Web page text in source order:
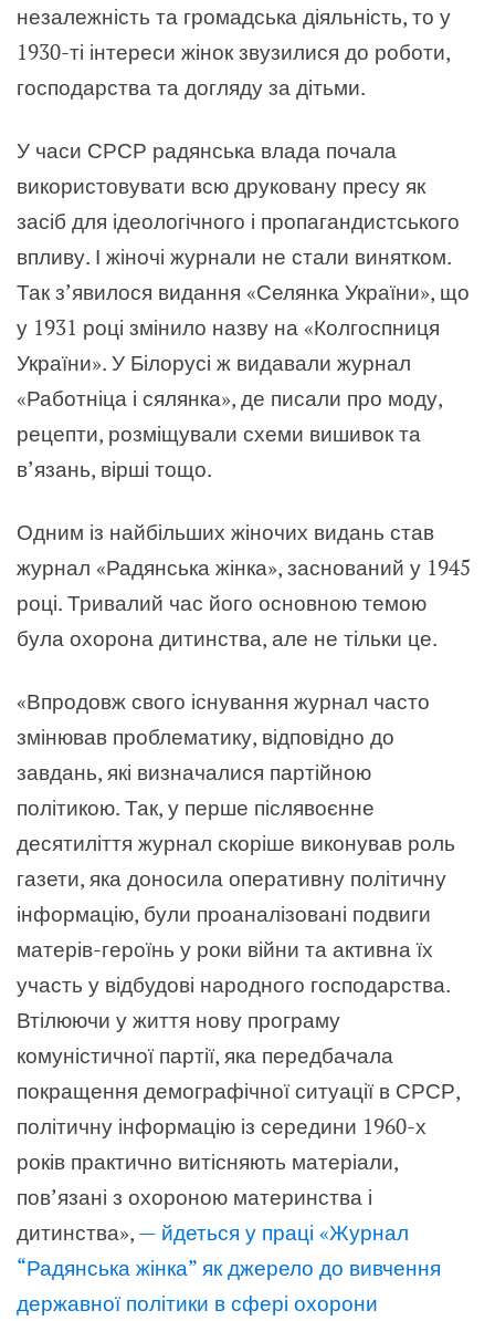
незалежність та громадська діяльність, то у
1930-ті інтереси жінок звузилися до роботи,
господарства та догляду за дітьми.
У часи СРСР радянська влада почала
використовувати всю друковану пресу як
засіб для ідеологічного і пропагандистського
впливу. І жіночі журнали не стали винятком.
Так з’явилося видання «Селянка України», що
у 1931 році змінило назву на «Колгоспниця
України». У Білорусі ж видавали журнал
«Работніца і сялянка», де писали про моду,
рецепти, розміщували схеми вишивок та
в’язань, вірші тощо.
Одним із найбільших жіночих видань став
журнал «Радянська жінка», заснований у 1945
році. Тривалий час його основною темою
була охорона дитинства, але не тільки це.
«Впродовж свого існування журнал часто
змінював проблематику, відповідно до
завдань, які визначалися партійною
політикою. Так, у перше післявоєнне
десятиліття журнал скоріше виконував роль
газети, яка доносила оперативну політичну
інформацію, були проаналізовані подвиги
матерів-героїнь у роки війни та активна їх
участь у відбудові народного господарства.
Втілюючи у життя нову програму
комуністичної партії, яка передбачала
покращення демографічної ситуації в СРСР,
політичну інформацію із середини 1960-х
років практично витісняють матеріали,
пов’язані з охороною материнства і
дитинства», — йдеться у праці «Журнал
“Радянська жінка” як джерело до вивчення
державної політики в сфері охорони